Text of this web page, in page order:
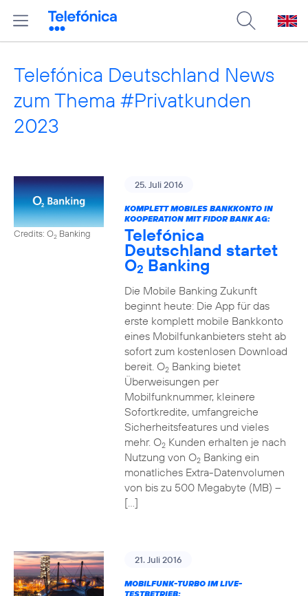
Telefónica Deutschland News
zum Thema #Privatkunden
2023
Credits: O2 Banking
25. Juli 2016
KOMPLETT MOBILES BANKKONTO IN
KOOPERATION MIT FIDOR BANK AG:
Telefónica
Deutschland startet
O2 Banking
Die Mobile Banking Zukunft
beginnt heute: Die App für das
erste komplett mobile Bankkonto
eines Mobilfunkanbieters steht ab
sofort zum kostenlosen Download
bereit. O2Banking bietet
Überweisungen per
Mobilfunknummer, kleinere
Sofortkredite, umfangreiche
Sicherheitsfeatures und vieles
mehr. O2Kunden erhalten je nach
Nutzung von O2Banking ein
monatliches Extra-Datenvolumen
von bis zu 500 Megabyte (MB) –
[…]
21. Juli 2016
MOBILFUNK-TURBO IM LIVE-
TESTBETRIEB: